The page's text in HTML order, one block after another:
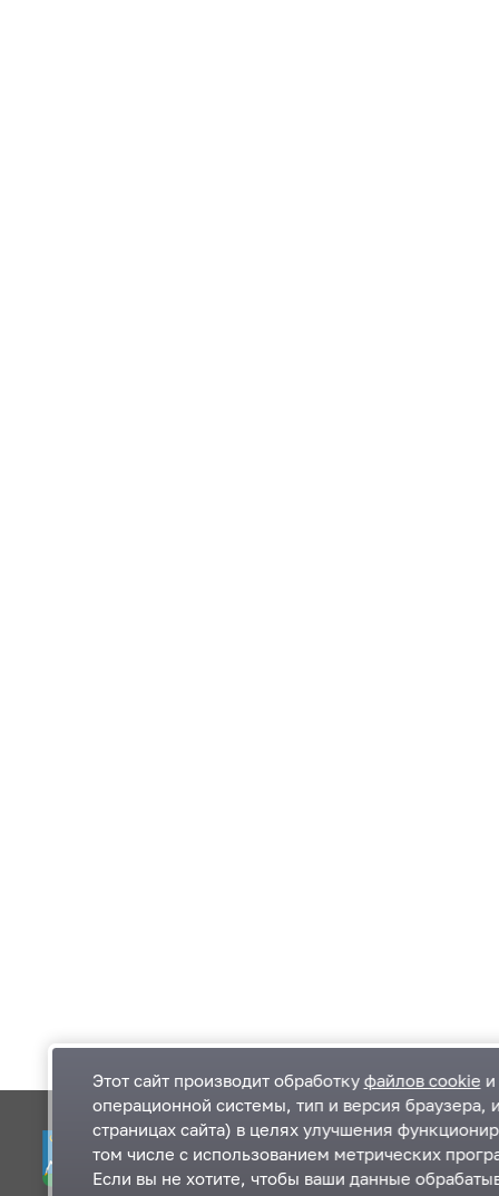
Одинцовский городской округ Московской
области
Этот сайт производит обработку файлов cookie
операционной системы, тип и версия браузера,
страницах сайта) в целях улучшения
том числе с использованием метрических
Если вы не хотите, чтобы ваши данные